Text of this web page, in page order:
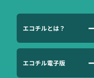
エコチルとは？
エコチル電子版